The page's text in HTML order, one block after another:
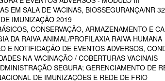
EM SALA DE VACINAS, BIOSSEGURANÇA/NR 32
IMUNIZAÇÃO 2019
CONSERVAÇÃO, ARMAZENAMENTO E
DA RAIVA ANIMAL/PROFILAXIA RAIVA HUMANA
E NOTIFICAÇÃO DE EVENTOS ADVERSOS,
NA VACINAÇÃO / COBERTURAS VACINAIS
SEGURA; GERENCIAMENTO DE
DE IMUNIZAÇÕES E REDE DE FRIO